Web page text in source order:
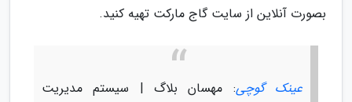
بصورت آنلاین از سایت گاج مارکت تهیه کنید.
عینک گوچی: مهسان بلاگ | سیستم مدیریت